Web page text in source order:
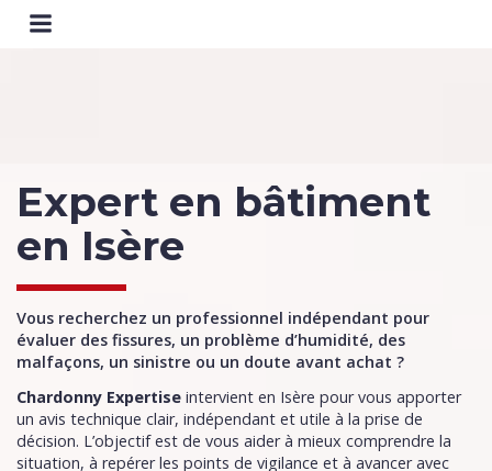
Expert en bâtiment
en Isère
Vous recherchez un professionnel indépendant pour
évaluer des fissures, un problème d’humidité, des
malfaçons, un sinistre ou un doute avant achat ?
Chardonny Expertise intervient en Isère pour vous apporter
un avis technique clair, indépendant et utile à la prise de
décision. L’objectif est de vous aider à mieux comprendre la
situation, à repérer les points de vigilance et à avancer avec